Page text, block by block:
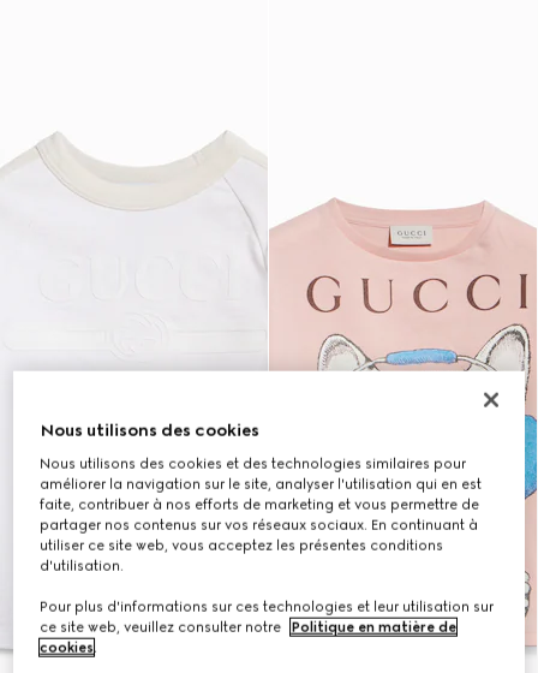
Nous utilisons des cookies
Nous utilisons des cookies et des technologies similaires pour
améliorer la navigation sur le site, analyser l'utilisation qui en est
faite, contribuer à nos efforts de marketing et vous permettre de
partager nos contenus sur vos réseaux sociaux. En continuant à
utiliser ce site web, vous acceptez les présentes conditions
d'utilisation.
Pour plus d'informations sur ces technologies et leur utilisation sur
ce site web, veuillez consulter notre
Politique en matière de
cookies.